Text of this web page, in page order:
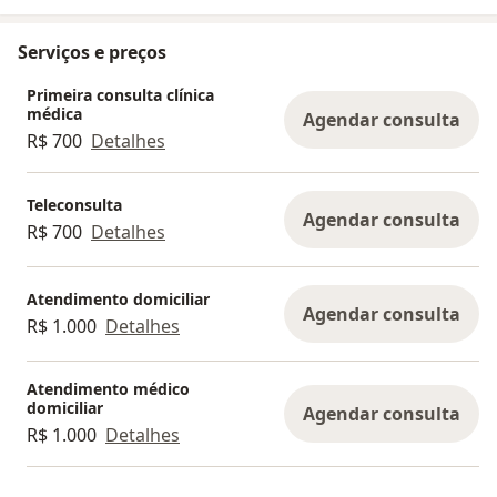
Serviços e preços
Primeira consulta clínica
médica
R$ 700 Detalhes
Agendar consulta
Teleconsulta
R$ 700 Detalhes Agendar consulta
Atendimento domiciliar
R$ 1.000 Detalhes Agendar consulta
Atendimento médico
domiciliar
R$ 1.000 Detalhes
Agendar consulta